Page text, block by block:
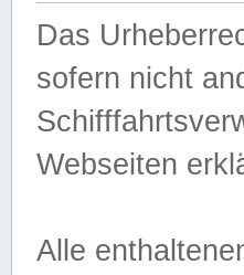
Das
sofern nicht
Webseiten
Alle